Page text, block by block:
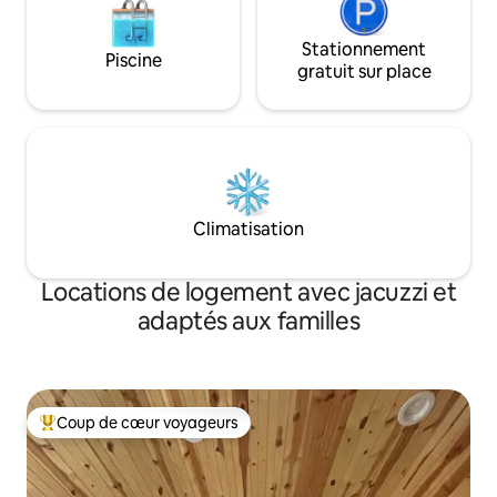
Piscine
Stationnement
gratuit sur place
Climatisation
Locations de logement avec jacuzzi et
adaptés aux familles
Coups de cœur voyageurs les plus appréciés
Coup de cœur voyageurs